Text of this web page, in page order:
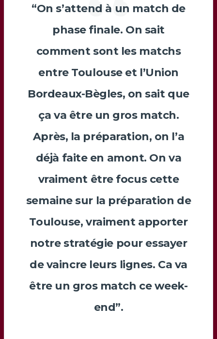
“On s’attend à un match de
phase finale. On sait
comment sont les matchs
entre Toulouse et l’Union
Bordeaux-Bègles, on sait que
ça va être un gros match.
Après, la préparation, on l’a
déjà faite en amont. On va
vraiment être focus cette
semaine sur la préparation de
Toulouse, vraiment apporter
notre stratégie pour essayer
de vaincre leurs lignes. Ca va
être un gros match ce week-
end”.